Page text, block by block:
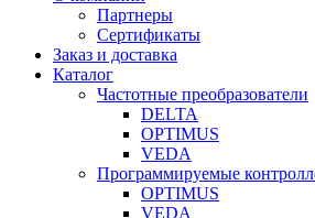
Партнеры
Сертификаты
Заказ и доставка
Каталог
Частотные преобразователи
DELTA
OPTIMUS
VEDA
Программируемые
OPTIMUS
VEDA